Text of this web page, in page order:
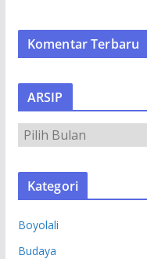
Komentar Terbaru
ARSIP
R
S
Kategori
Boyolali
Budaya